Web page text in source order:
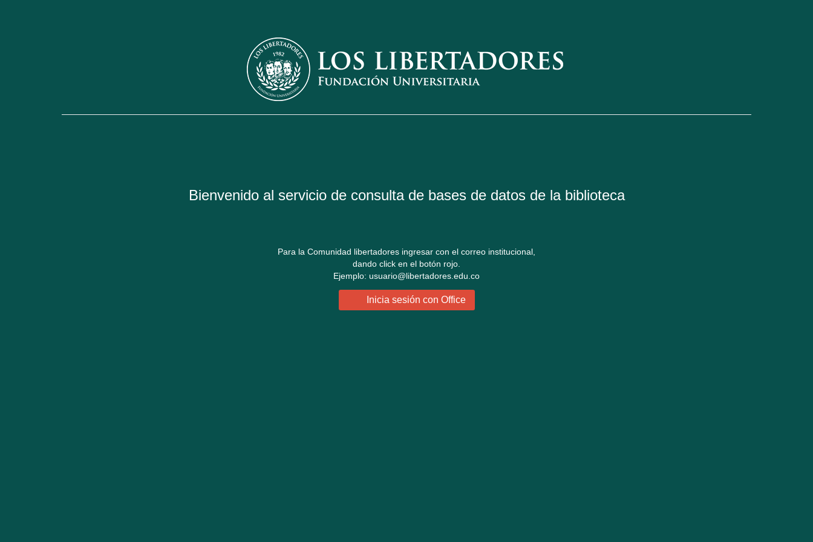
Bienvenido al servicio de consulta de bases de datos de la biblioteca
Para la Comunidad libertadores ingresar con el correo institucional,
dando click en el botón rojo.
Ejemplo: usuario@libertadores.edu.co
Inicia sesión con Office